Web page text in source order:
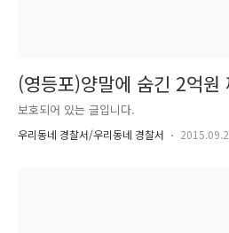
(영등포)양말에 숨긴 2억원
보호되어 있는 글입니다.
우리동네 경찰서/우리동네 경찰서